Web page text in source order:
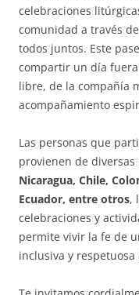
celebraciones
comunidad a través
todos juntos. Este
compartir un día
libre, de la compañía
acompañamiento
Las personas que
provienen de
Nicaragua, Chile,
Ecuador, entre otros,
celebraciones y
permite vivir la fe de
inclusiva y